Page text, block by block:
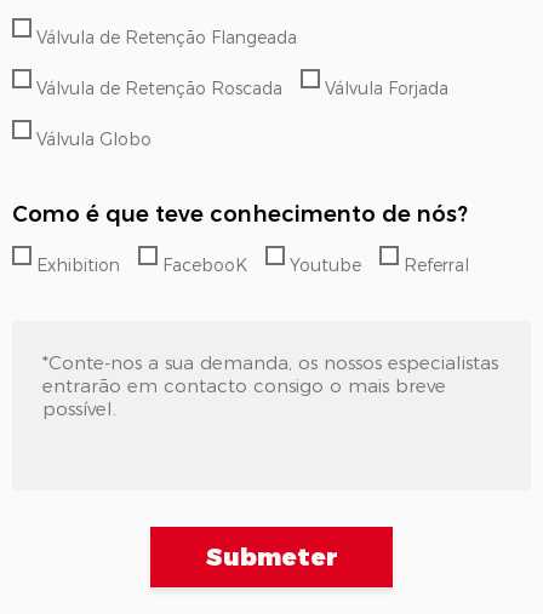
Válvula de Retenção Flangeada
Válvula de Retenção Roscada Válvula Forjada
Válvula Globo
Como é que teve conhecimento de nós?
Exhibition FacebooK Youtube Referral
Submeter